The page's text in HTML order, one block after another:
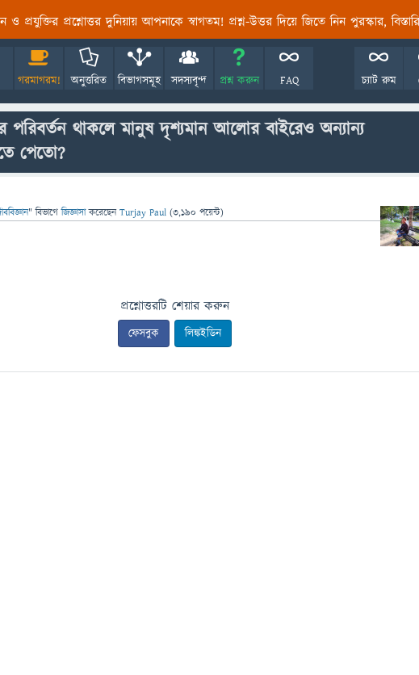
ও প্রযুক্তির প্রশ্নোত্তর দুনিয়ায় আপনাকে স্বাগতম! প্রশ্ন-উত্তর দিয়ে জিতে নিন পুরস্কার,
গরমাগরম! অনুত্তরিত বিভাগসমূহ সদস্যবৃন্দ প্রশ্ন করুন FAQ চ্যাট রুম
পরিবর্তন থাকলে মানুষ দৃশ্যমান আলোর বাইরেও অন্যান্য
পেতো?
" বিভাগে জিজ্ঞাসাকরেছেনTurjay Paul (3,190 পয়েন্ট)
প্রশ্নোত্তরটি শেয়ার করুন
ফেসবুক লিঙ্কইডিন